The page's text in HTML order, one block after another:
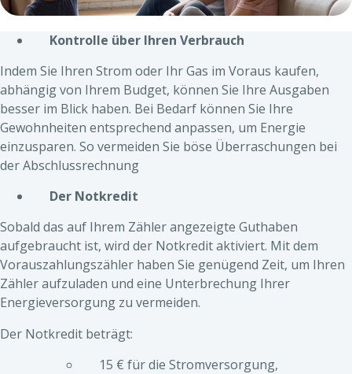
Kontrolle über Ihren Verbrauch
Indem Sie Ihren Strom oder Ihr Gas im Voraus kaufen,
abhängig von Ihrem Budget, können Sie Ihre Ausgaben
besser im Blick haben. Bei Bedarf können Sie Ihre
Gewohnheiten entsprechend anpassen, um Energie
einzusparen. So vermeiden Sie böse Überraschungen bei
der Abschlussrechnung
Der Notkredit
Sobald das auf Ihrem Zähler angezeigte Guthaben
aufgebraucht ist, wird der Notkredit aktiviert. Mit dem
Vorauszahlungszähler haben Sie genügend Zeit, um Ihren
Zähler aufzuladen und eine Unterbrechung Ihrer
Energieversorgung zu vermeiden.
Der Notkredit beträgt:
15 € für die Stromversorgung,